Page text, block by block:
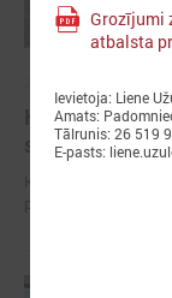
Komitejā
sabiedriskā
Grozījumi
atbalsta
Ievietoja: Liene
Amats:
Tālrunis: 26 519
E-pasts: